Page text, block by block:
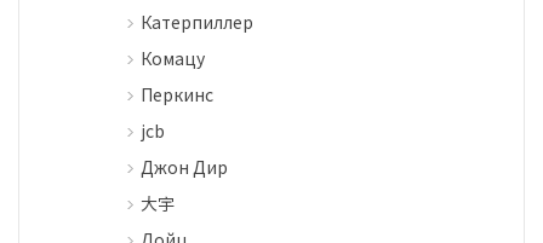
Катерпиллер
Комацу
Перкинс
jcb
Джон Дир
大宇